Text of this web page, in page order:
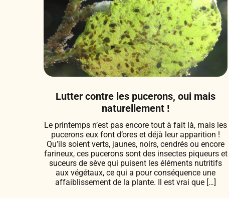
Lutter contre les pucerons, oui mais
naturellement !
Le printemps n’est pas encore tout à fait là, mais les
pucerons eux font d’ores et déjà leur apparition !
Qu’ils soient verts, jaunes, noirs, cendrés ou encore
farineux, ces pucerons sont des insectes piqueurs et
suceurs de sève qui puisent les éléments nutritifs
aux végétaux, ce qui a pour conséquence une
affaiblissement de la plante. Il est vrai que […]